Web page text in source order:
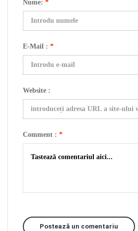
Nume: *
E-Mail : *
Website :
Comment : *
Postează un comentariu